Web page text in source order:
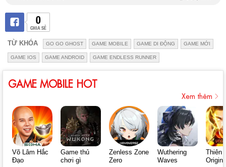
0
CHIA SẺ
TỪ KHÓA GO GO GHOST GAME MOBILE GAME DI ĐỘNG GAME MỚI
GAME IOS GAME ANDROID GAME ENDLESS RUNNER
GAME MOBILE HOT
Xem thêm
Võ Lâm Hắc
Đạo
Game thủ
chơi gì
Zenless Zone
Zero
Wuthering
Waves
Thiên
Origin